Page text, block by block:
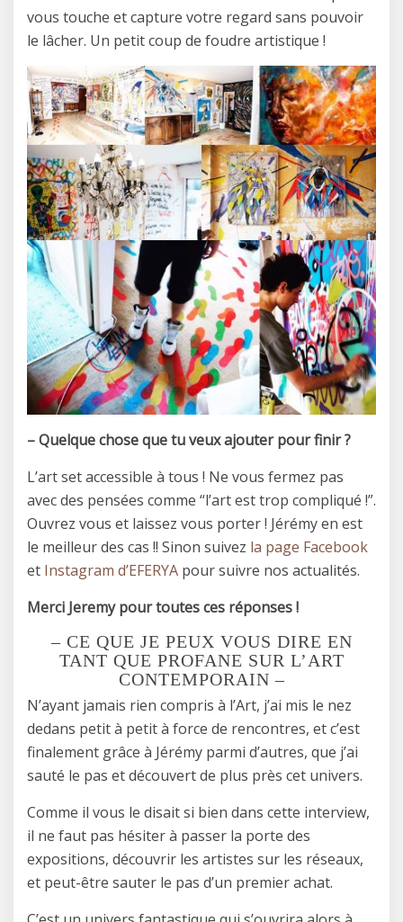
vous touche et capture votre regard sans pouvoir
le lâcher. Un petit coup de foudre artistique !
– Quelque chose que tu veux ajouter pour finir ?
L’art set accessible à tous ! Ne vous fermez pas
avec des pensées comme “l’art est trop compliqué !”.
Ouvrez vous et laissez vous porter ! Jérémy en est
le meilleur des cas !! Sinon suivez la page Facebook
et Instagram d’EFERYA pour suivre nos actualités.
Merci Jeremy pour toutes ces réponses !
– CE QUE JE PEUX VOUS DIRE EN
TANT QUE PROFANE SUR L’ART
CONTEMPORAIN –
N’ayant jamais rien compris à l’Art, j’ai mis le nez
dedans petit à petit à force de rencontres, et c’est
finalement grâce à Jérémy parmi d’autres, que j’ai
sauté le pas et découvert de plus près cet univers.
Comme il vous le disait si bien dans cette interview,
il ne faut pas hésiter à passer la porte des
expositions, découvrir les artistes sur les réseaux,
et peut-être sauter le pas d’un premier achat.